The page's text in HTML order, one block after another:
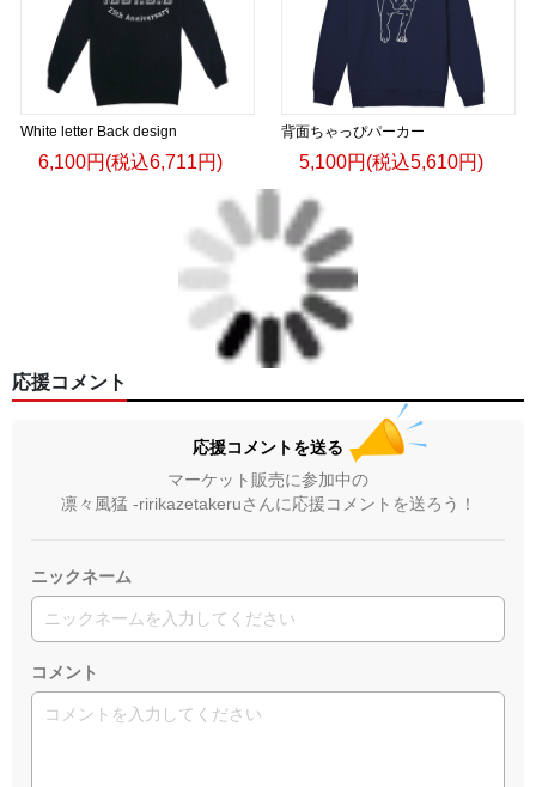
White letter Back design
6,100円(税込6,711円)
背面ちゃっぴパーカー
5,100円(税込5,610円)
応援コメント
応援コメントを送る
マーケット販売に参加中の
凛々風猛 -ririkazetakeruさんに応援コメントを送ろう！
ニックネーム
コメント